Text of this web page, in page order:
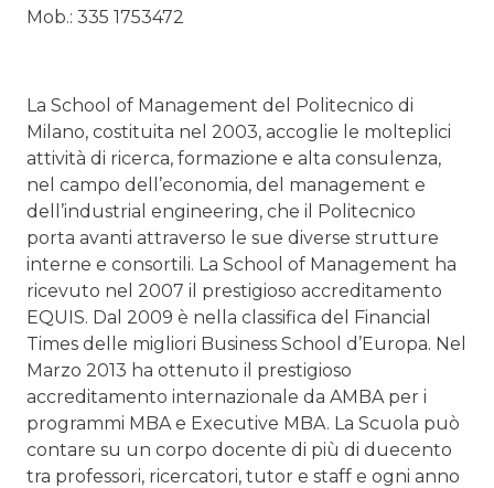
Mob.: 335 1753472
La School of Management del Politecnico di
Milano, costituita nel 2003, accoglie le molteplici
attività di ricerca, formazione e alta consulenza,
nel campo dell’economia, del management e
dell’industrial engineering, che il Politecnico
porta avanti attraverso le sue diverse strutture
interne e consortili. La School of Management ha
ricevuto nel 2007 il prestigioso accreditamento
EQUIS. Dal 2009 è nella classifica del Financial
Times delle migliori Business School d’Europa. Nel
Marzo 2013 ha ottenuto il prestigioso
accreditamento internazionale da AMBA per i
programmi MBA e Executive MBA. La Scuola può
contare su un corpo docente di più di duecento
tra professori, ricercatori, tutor e staff e ogni anno